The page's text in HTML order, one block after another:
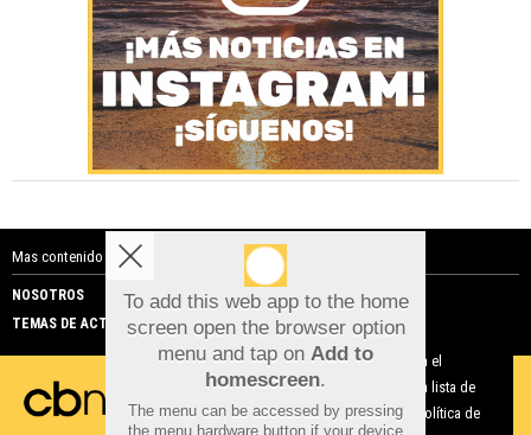
Mas contenido de Costa Blanca Noticias:
NOSOTROS
PUBLICIDAD
TEMAS DE ACTUALIDAD
To add this web app to the home
screen open the browser option
menu and tap on Add to
homescreen.
The menu can be accessed by pressing
the menu hardware button if your device
Aviso sobre el Uso de cookies:
Utilizamos cookies nuestras y de terceros para el
funcionamiento del digital. Puedes consultar la lista de
cookies y como desconectarlas. Ver nuestra Política de